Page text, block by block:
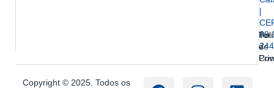
|
244
e
de
Copyright © 2025. Todos os